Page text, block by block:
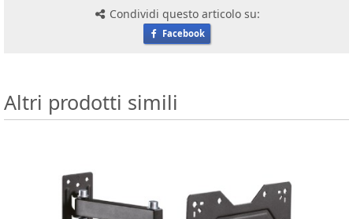
Condividi questo articolo su:
Facebook
Altri prodotti simili